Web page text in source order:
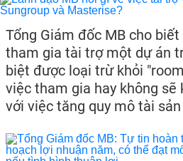
Tổng Giám đốc MB cho
tham gia tài trợ một dự án
biệt được loại trừ khỏi
việc tham gia hay không sẽ
với việc tăng quy mô tài